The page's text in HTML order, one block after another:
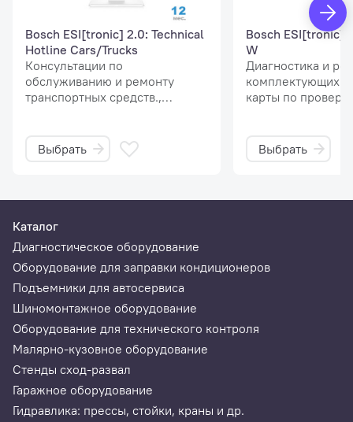
Измерительный провод черный
Модуль радиопередачи
Чемодан
Bosch ESI[tronic] 2.0: Technical
Hotline Cars/Trucks
Консультации по
обслуживанию и ремонту
транспортных средств.,
Выбрать
Bosch ESI[tronic]
W
Диагностика и
комплектующих.
карты по
Выбрать
Каталог
Диагностическое оборудование
Оборудование для заправки кондиционеров
Подъемники для автосервиса
Шиномонтажное оборудование
Оборудование для технического контроля
Малярно-кузовное оборудование
Стенды сход-развал
Гаражное оборудование
Гидравлика: прессы, стойки, краны и др.